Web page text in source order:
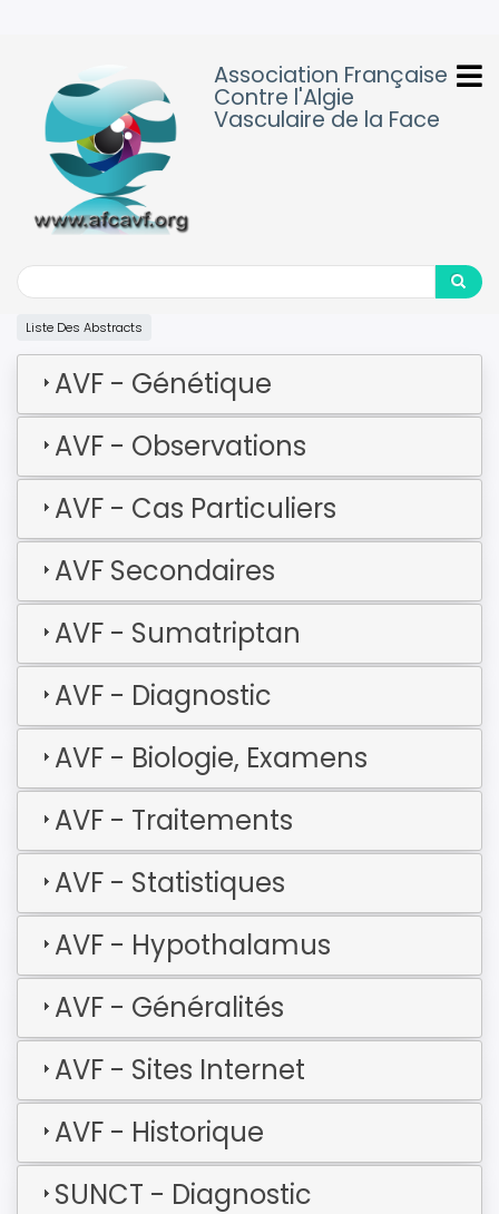
Association Française
Contre l'Algie
Vasculaire de la Face
Search
Search
Liste Des Abstracts
AVF - Génétique
AVF - Observations
AVF - Cas Particuliers
AVF Secondaires
AVF - Sumatriptan
AVF - Diagnostic
AVF - Biologie, Examens
AVF - Traitements
AVF - Statistiques
AVF - Hypothalamus
AVF - Généralités
AVF - Sites Internet
AVF - Historique
SUNCT - Diagnostic